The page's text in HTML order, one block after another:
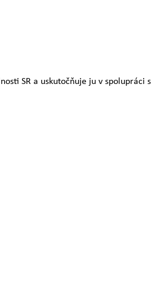
SR a uskutočňuje ju v spolupráci s